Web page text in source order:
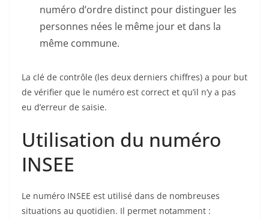
numéro d’ordre distinct pour distinguer les
personnes nées le même jour et dans la
même commune.
La clé de contrôle (les deux derniers chiffres) a pour but
de vérifier que le numéro est correct et qu’il n’y a pas
eu d’erreur de saisie.
Utilisation du numéro
INSEE
Le numéro INSEE est utilisé dans de nombreuses
situations au quotidien. Il permet notamment :